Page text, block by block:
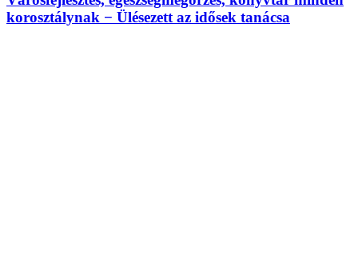
korosztálynak − Ülésezett az idősek tanácsa